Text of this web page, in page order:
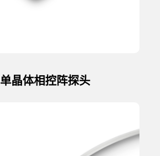
单晶体相控阵探头